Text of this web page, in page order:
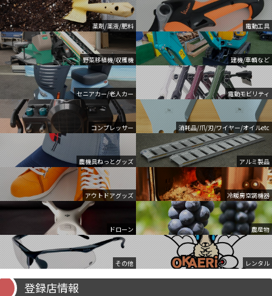
薬剤/薬液/肥料 電動工具
野菜移植機/収穫機 建機/車輌など
セニアカー/老人カー 電動モビリティ
コンプレッサー 消耗品/爪/刃/ワイヤー/オイルetc
農機具ねっとグッズ アルミ製品
アウトドアグッズ 冷暖房空調機器
ドローン 農産物
その他 レンタル
登録店情報